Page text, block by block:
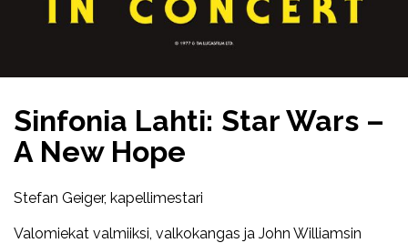
Sinfonia Lahti: Star Wars –
A New Hope
Stefan Geiger, kapellimestari
Valomiekat valmiiksi, valkokangas ja John Williamsin